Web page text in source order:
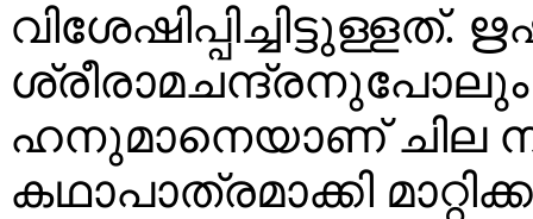
ഹനുമാനെയാണ് ചില
കഥാപാത്രമാക്കി